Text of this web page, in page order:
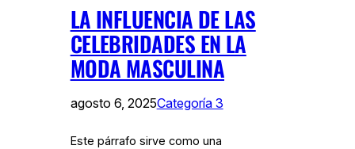
LA INFLUENCIA DE LAS
CELEBRIDADES EN LA
MODA MASCULINA
agosto 6, 2025Categoría 3
Este párrafo sirve como una